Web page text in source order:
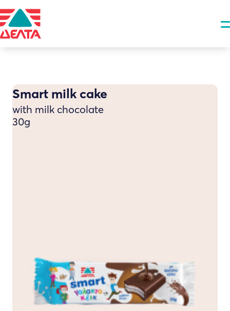
Smart milk cake
with milk chocolate
30g